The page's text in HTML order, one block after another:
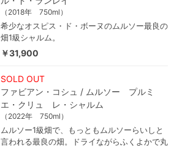
（2018年 750ml）
希少なオスピス・ド・ボーヌのムルソー最良の
畑1級シャルム。
￥31,900
SOLD OUT
ファビアン・コシュ / ムルソー プルミ
エ・クリュ レ・シャルム
（2022年 750ml）
ムルソー1級畑で、もっともムルソーらいしと
言われる最良の畑。ドライながらふくよかで丸